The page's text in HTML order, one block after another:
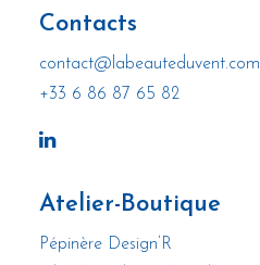
Contacts
contact@labeauteduvent.com
+33 6 86 87 65 82
Atelier-Boutique
Pépinère Design’R